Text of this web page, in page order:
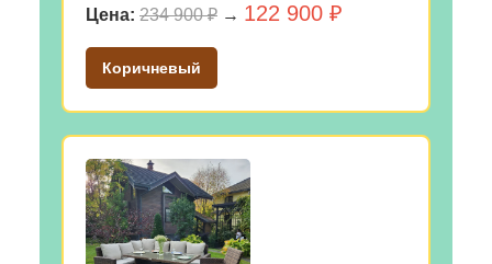
Цена: 234 900 ₽ → 122 900 ₽
Коричневый